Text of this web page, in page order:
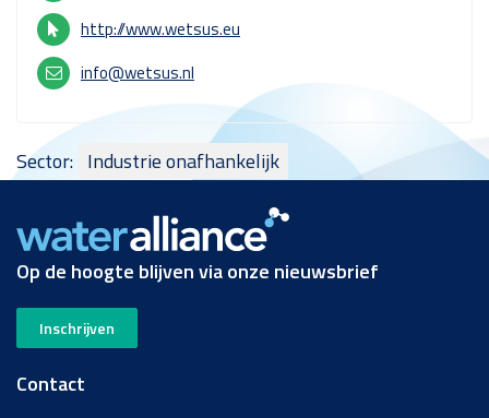
http://www.wetsus.eu
info@wetsus.nl
Sector: Industrie onafhankelijk
Op de hoogte blijven via onze nieuwsbrief
Inschrijven
Contact